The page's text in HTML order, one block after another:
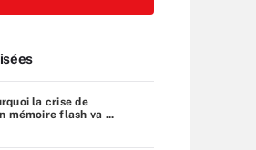
la crise de
mémoire flash va ...